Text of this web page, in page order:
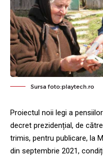
Sursa foto:playtech.ro
Proiectul noii legi a
decret prezidențial, de
trimis, pentru publicare, la
din septembrie 2021,